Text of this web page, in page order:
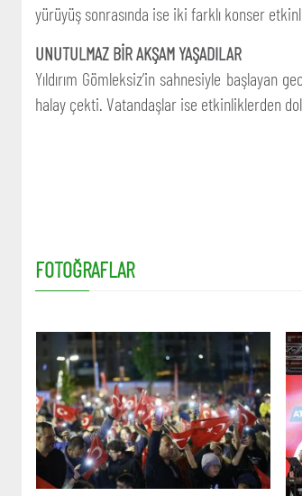
yürüyüş sonrasında ise iki farklı konser
UNUTULMAZ BİR AKŞAM YAŞADILAR
Yıldırım Gömleksiz’in sahnesiyle
halay çekti. Vatandaşlar ise etkinliklerden
FOTOĞRAFLAR